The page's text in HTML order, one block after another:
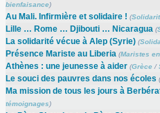
bienfaisance)
Au Mali. Infirmière et solidaire ! (
Lille … Rome … Djibouti … Nicaragua (
La solidarité vécue à Alep (Syrie) (
Présence Mariste au Liberia (Maristes
Athènes : une jeunesse à aider (Grèce/
Le souci des pauvres dans nos écoles (
Ma mission de tous les jours à
témoignages)